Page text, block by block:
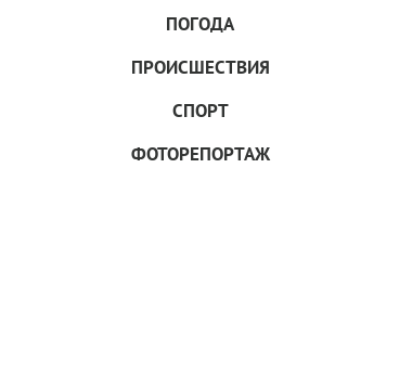
ПОГОДА
ПРОИCШЕСТВИЯ
СПОРТ
ФОТОРЕПОРТАЖ